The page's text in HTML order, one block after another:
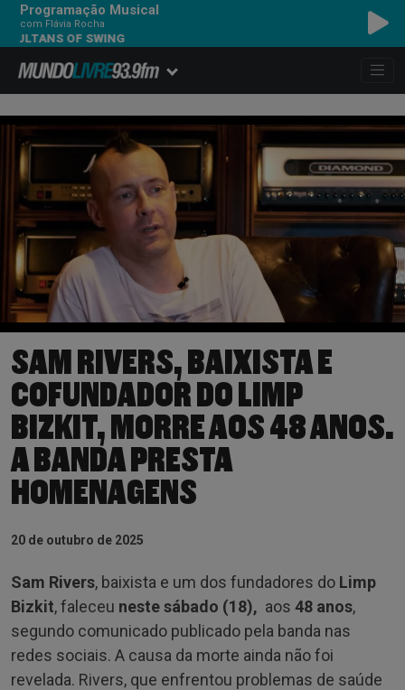
Programação Musical
com Flávia Rocha
OF SWING
SAM RIVERS, BAIXISTA E
COFUNDADOR DO LIMP
BIZKIT, MORRE AOS 48 ANOS.
A BANDA PRESTA
HOMENAGENS
20 de outubro de 2025
Sam Rivers, baixista e um dos fundadores do Limp
Bizkit, faleceu neste sábado (18), aos 48 anos,
segundo comunicado publicado pela banda nas
redes sociais. A causa da morte ainda não foi
revelada. Rivers, que enfrentou problemas de saúde